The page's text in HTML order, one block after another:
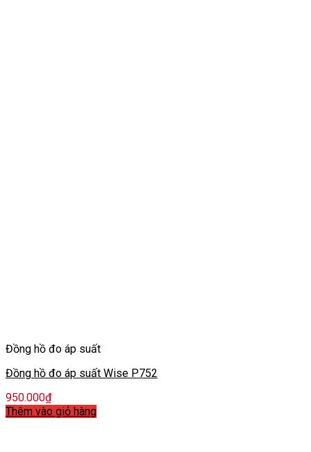
Đồng hồ đo áp suất
Đồng hồ đo áp suất Wise P752
950.000₫
Thêm vào giỏ hàng